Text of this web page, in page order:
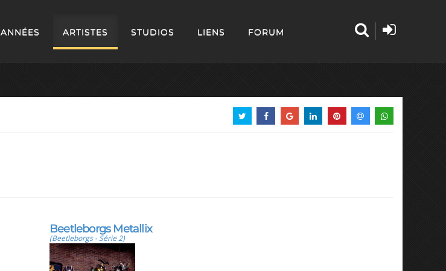
ANNÉES ARTISTES STUDIOS LIENS FORUM
Beetleborgs Metallix
(Beetleborgs - Série 2)